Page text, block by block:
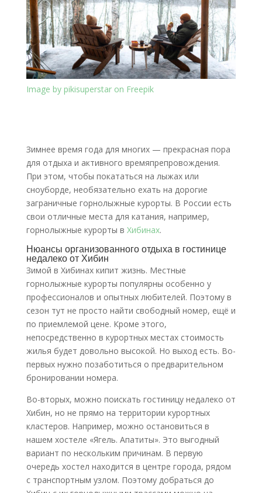
Image by pikisuperstar on Freepik
Зимнее время года для многих — прекрасная пора
для отдыха и активного времяпрепровождения.
При этом, чтобы покататься на лыжах или
сноуборде, необязательно ехать на дорогие
заграничные горнолыжные курорты. В России есть
свои отличные места для катания, например,
горнолыжные курорты в Хибинах.
Нюансы организованного отдыха в гостинице
недалеко от Хибин
Зимой в Хибинах кипит жизнь. Местные
горнолыжные курорты популярны особенно у
профессионалов и опытных любителей. Поэтому в
сезон тут не просто найти свободный номер, ещё и
по приемлемой цене. Кроме этого,
непосредственно в курортных местах стоимость
жилья будет довольно высокой. Но выход есть. Во-
первых нужно позаботиться о предварительном
бронировании номера.
Во-вторых, можно поискать гостиницу недалеко от
Хибин, но не прямо на территории курортных
кластеров. Например, можно остановиться в
нашем хостеле «Ягель. Апатиты». Это выгодный
вариант по нескольким причинам. В первую
очередь хостел находится в центре города, рядом
с транспортным узлом. Поэтому добраться до